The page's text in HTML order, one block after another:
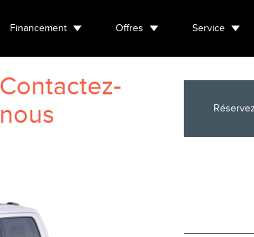
Financement Offres Service
Contactez-
nous